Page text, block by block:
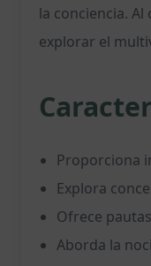
la conciencia.
explorar el
Proporciona
Explora
Ofrece
Aborda la